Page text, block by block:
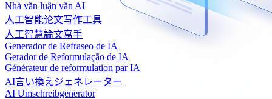
Nhà văn luận văn AI
人工智能论文写作工具
人工智慧論文寫手
Generador de Refraseo de IA
Gerador de Reformulação de IA
Générateur de reformulation par IA
AI言い換えジェネレーター
AI Umschreibgenerator